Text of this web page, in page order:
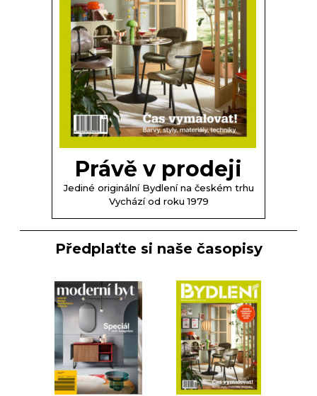
Právě v prodeji
Jediné originální Bydlení na českém trhu
Vychází od roku 1979
Předplaťte si naše časopisy